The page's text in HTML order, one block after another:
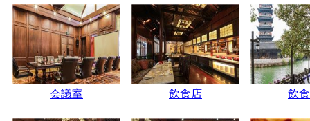
会議室 飲食店 飲